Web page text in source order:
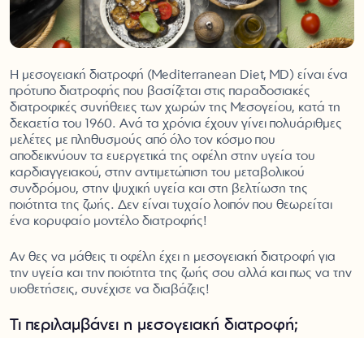
Η μεσογειακή διατροφή (Mediterranean Diet, MD) είναι ένα
πρότυπο διατροφής που βασίζεται στις παραδοσιακές
διατροφικές συνήθειες των χωρών της Μεσογείου, κατά τη
δεκαετία του 1960. Ανά τα χρόνια έχουν γίνει πολυάριθμες
μελέτες με πληθυσμούς από όλο τον κόσμο που
αποδεικνύουν τα ευεργετικά της οφέλη στην υγεία του
καρδιαγγειακού, στην αντιμετώπιση του μεταβολικού
συνδρόμου, στην ψυχική υγεία και στη βελτίωση της
ποιότητα της ζωής. Δεν είναι τυχαίο λοιπόν που θεωρείται
ένα κορυφαίο μοντέλο διατροφής!
Αν θες να μάθεις τι οφέλη έχει η μεσογειακή διατροφή για
την υγεία και την ποιότητα της ζωής σου αλλά και πως να την
υιοθετήσεις, συνέχισε να διαβάζεις!
Τι περιλαμβάνει η μεσογειακή διατροφή;